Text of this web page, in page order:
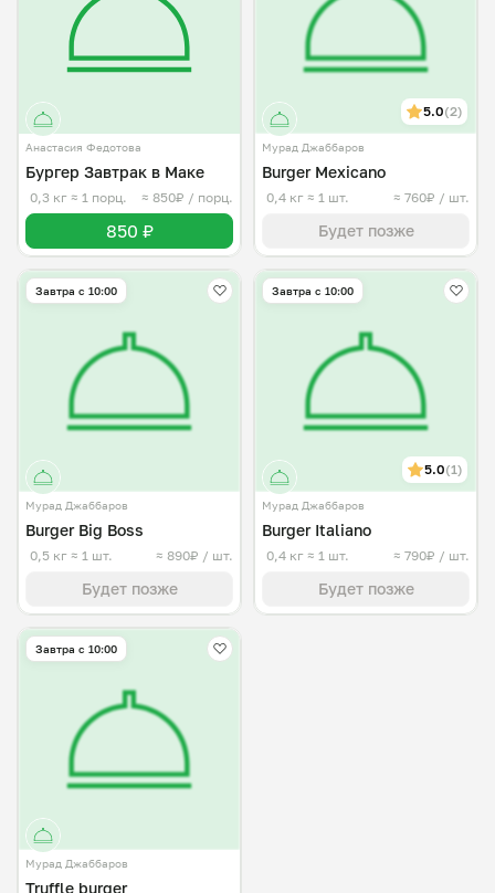
Анастасия Федотова
Бургер Завтрак в Маке
0,3 кг ≈ 1 порц. ≈ 850₽ / порц.
850 ₽
5.0(2)
Мурад Джаббаров
Burger Mexicano
0,4 кг ≈ 1 шт. ≈ 760₽ / шт.
Будет позже
Завтра c 10:00
Мурад Джаббаров
Burger Big Boss
0,5 кг ≈ 1 шт. ≈ 890₽ / шт.
Будет позже
Завтра c 10:00
5.0(1)
Мурад Джаббаров
Burger Italiano
0,4 кг ≈ 1 шт. ≈ 790₽ / шт.
Будет позже
Завтра c 10:00
Мурад Джаббаров
Truffle burger